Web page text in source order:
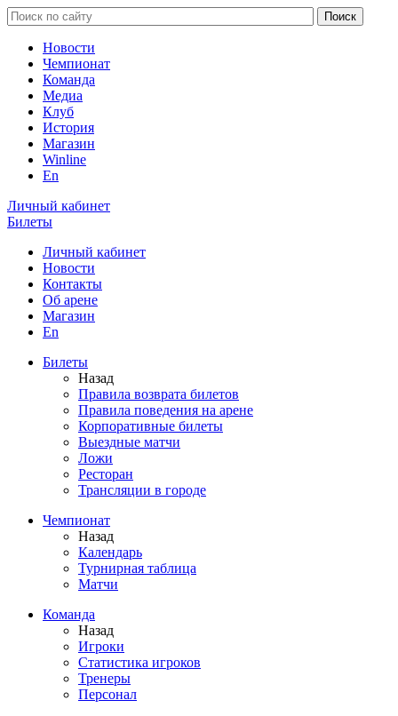
Новости
Чемпионат
Команда
Медиа
Клуб
История
Магазин
Winline
En
Личный кабинет
Билеты
Личный кабинет
Новости
Контакты
Об арене
Магазин
En
Билеты
Назад
Правила возврата билетов
Правила поведения на арене
Корпоративные билеты
Выездные матчи
Ложи
Ресторан
Трансляции в городе
Чемпионат
Назад
Календарь
Турнирная таблица
Матчи
Команда
Назад
Игроки
Статистика игроков
Тренеры
Персонал